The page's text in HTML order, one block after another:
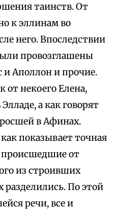
таинств. От
к эллинам во
него. Впоследствии
провозглашены
и Аполлон и прочие.
некоего Елена,
а как говорят
в Афинах.
показывает точная
происшедшие от
из строивших
разделились. По этой
речи, все и